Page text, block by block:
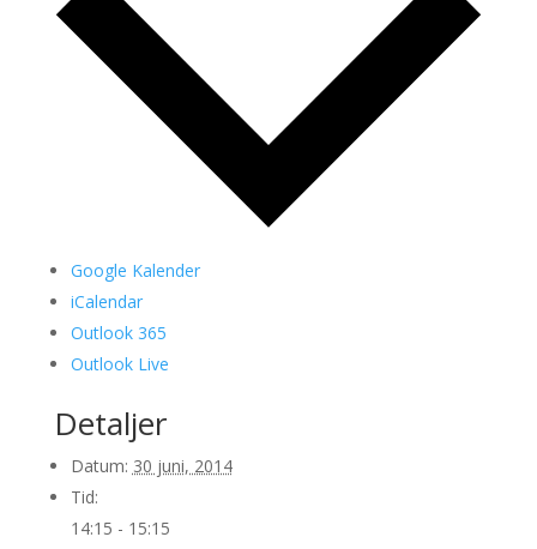
Google Kalender
iCalendar
Outlook 365
Outlook Live
Detaljer
Datum: 30 juni, 2014
Tid:
14:15 - 15:15